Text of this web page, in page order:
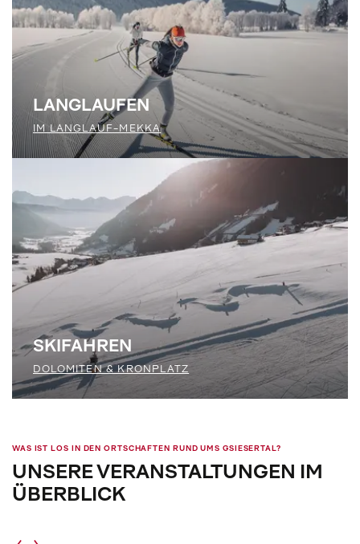
LANGLAUFEN
IM LANGLAUF-MEKKA
SKIFAHREN
DOLOMITEN & KRONPLATZ
WAS IST LOS IN DEN ORTSCHAFTEN RUND UMS GSIESERTAL?
UNSERE VERANSTALTUNGEN IM
ÜBERBLICK